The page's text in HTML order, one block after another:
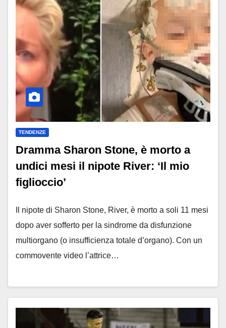
TENDENZE
Dramma Sharon Stone, è morto a
undici mesi il nipote River: ‘Il mio
figlioccio’
Il nipote di Sharon Stone, River, è morto a soli 11 mesi
dopo aver sofferto per la sindrome da disfunzione
multiorgano (o insufficienza totale d’organo). Con un
commovente video l’attrice…